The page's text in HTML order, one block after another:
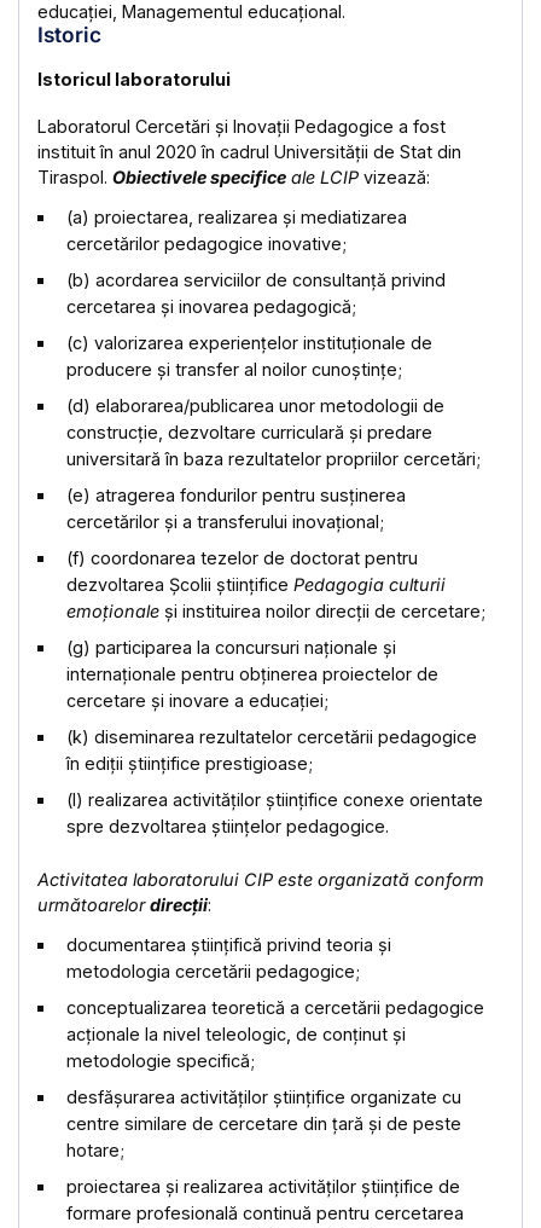
educației, Managementul educațional.
Istoric
Istoricul laboratorului
Laboratorul Cercetări și Inovații Pedagogice a fost
instituit în anul 2020 în cadrul Universității de Stat din
Tiraspol. Obiectivele specifice ale LCIP vizează:
(a) proiectarea, realizarea și mediatizarea
cercetărilor pedagogice inovative;
(b) acordarea serviciilor de consultanță privind
cercetarea și inovarea pedagogică;
(c) valorizarea experiențelor instituționale de
producere și transfer al noilor cunoștințe;
(d) elaborarea/publicarea unor metodologii de
construcție, dezvoltare curriculară și predare
universitară în baza rezultatelor propriilor cercetări;
(e) atragerea fondurilor pentru susținerea
cercetărilor și a transferului inovațional;
(f) coordonarea tezelor de doctorat pentru
dezvoltarea Școlii științifice Pedagogia culturii
emoționale și instituirea noilor direcții de cercetare;
(g) participarea la concursuri naționale și
internaționale pentru obținerea proiectelor de
cercetare și inovare a educației;
(k) diseminarea rezultatelor cercetării pedagogice
în ediții științifice prestigioase;
(l) realizarea activităților științifice conexe orientate
spre dezvoltarea științelor pedagogice.
Activitatea laboratorului CIP este organizată conform
următoarelordirecții:
documentarea științifică privind teoria și
metodologia cercetării pedagogice;
conceptualizarea teoretică a cercetării pedagogice
acționale la nivel teleologic, de conținut și
metodologie specifică;
desfășurarea activităților științifice organizate cu
centre similare de cercetare din țară și de peste
hotare;
proiectarea și realizarea activităților științifice de
formare profesională continuă pentru cercetarea